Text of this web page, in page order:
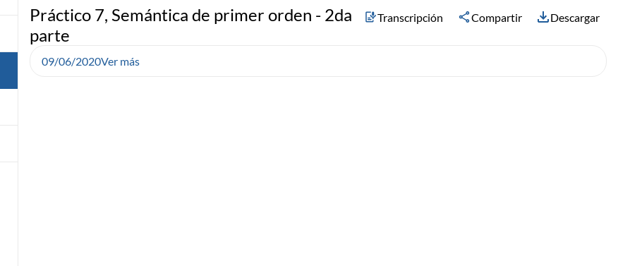
Práctico 7, Semántica de primer orden - 2da
parte
Transcripción Compartir Descargar
09/06/2020Ver más